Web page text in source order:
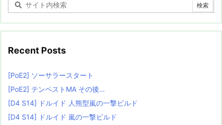
Recent Posts
[PoE2] ソーサラースタート
[PoE2] テンペストMA その後…
[D4 S14] ドルイド 人熊型嵐の一撃ビルド
[D4 S14] ドルイド 嵐の一撃ビルド